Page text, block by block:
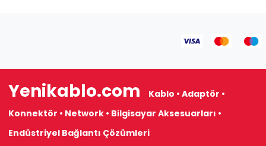
Yenikablo.com
Kablo • Adaptör •
Konnektör • Network • Bilgisayar Aksesuarları •
Endüstriyel Bağlantı Çözümleri